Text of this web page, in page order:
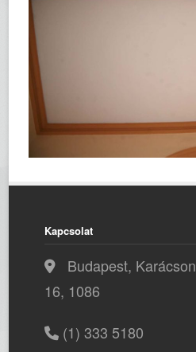
Kapcsolat
Budapest,
16, 1086
(1) 333 5180